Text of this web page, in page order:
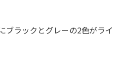
ブラックとグレーの2色がライ